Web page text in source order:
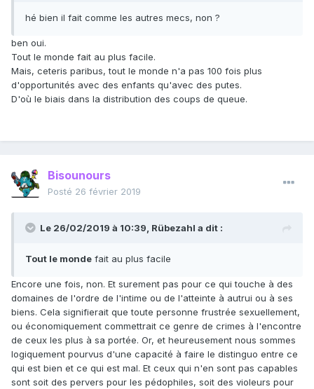
hé bien il fait comme les autres mecs, non ?
ben oui.
Tout le monde fait au plus facile.
Mais, ceteris paribus, tout le monde n'a pas 100 fois plus
d'opportunités avec des enfants qu'avec des putes.
D'où le biais dans la distribution des coups de queue.
Bisounours
Posté 26 février 2019
Le 26/02/2019 à 10:39, Rübezahl a dit :
Tout le monde fait au plus facile
Encore une fois, non. Et surement pas pour ce qui touche à des
domaines de l'ordre de l'intime ou de l'atteinte à autrui ou à ses
biens. Cela signifierait que toute personne frustrée sexuellement,
ou économiquement commettrait ce genre de crimes à l'encontre
de ceux les plus à sa portée. Or, et heureusement nous sommes
logiquement pourvus d'une capacité à faire le distinguo entre ce
qui est bien et ce qui est mal. Et ceux qui n'en sont pas capables
sont soit des pervers pour les pédophiles, soit des violeurs pour